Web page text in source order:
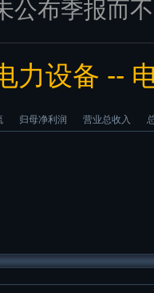
公布季报而
力设备 --
归母净利润 营业总收入